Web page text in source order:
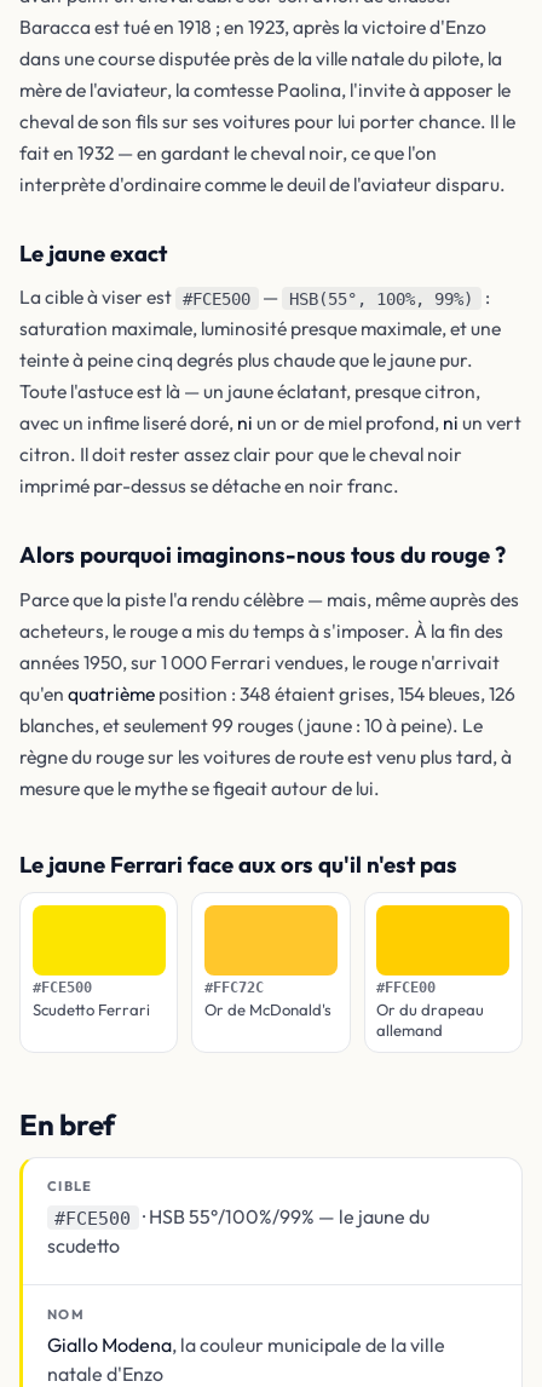
Baracca est tué en 1918 ; en 1923, après la victoire d'Enzo
dans une course disputée près de la ville natale du pilote, la
mère de l'aviateur, la comtesse Paolina, l'invite à apposer le
cheval de son fils sur ses voitures pour lui porter chance. Il le
fait en 1932 — en gardant le cheval noir, ce que l'on
interprète d'ordinaire comme le deuil de l'aviateur disparu.
Le jaune exact
La cible à viser est #FCE500 — HSB(55°, 100%, 99%)
:
saturation maximale, luminosité presque maximale, et une
teinte à peine cinq degrés plus chaude que le jaune pur.
Toute l'astuce est là — un jaune éclatant, presque citron,
avec un infime liseré doré, ni un or de miel profond, ni un vert
citron. Il doit rester assez clair pour que le cheval noir
imprimé par-dessus se détache en noir franc.
Alors pourquoi imaginons-nous tous du rouge ?
Parce que la piste l'a rendu célèbre — mais, même auprès des
acheteurs, le rouge a mis du temps à s'imposer. À la fin des
années 1950, sur 1 000 Ferrari vendues, le rouge n'arrivait
qu'en quatrième position : 348 étaient grises, 154 bleues, 126
blanches, et seulement 99 rouges (jaune : 10 à peine). Le
règne du rouge sur les voitures de route est venu plus tard, à
mesure que le mythe se figeait autour de lui.
Le jaune Ferrari face aux ors qu'il n'est pas
#FCE500
Scudetto Ferrari
#FFC72C
Or de McDonald's
#FFCE00
Or du drapeau
allemand
En bref
CIBLE
#FCE500
· HSB 55°/100%/99% — le jaune du
scudetto
NOM
Giallo Modena, la couleur municipale de la ville
natale d'Enzo